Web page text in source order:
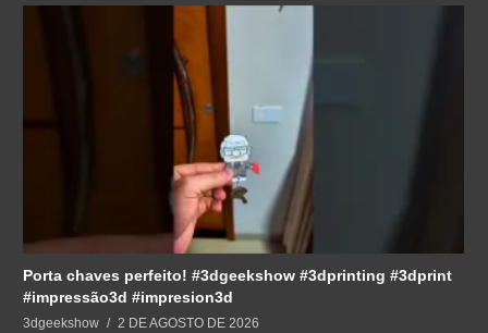
Porta chaves perfeito! #3dgeekshow #3dprinting #3dprint
#impressão3d #impresion3d
3dgeekshow 2 DE AGOSTO DE 2026